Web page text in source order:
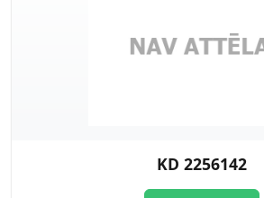
KD 2256142